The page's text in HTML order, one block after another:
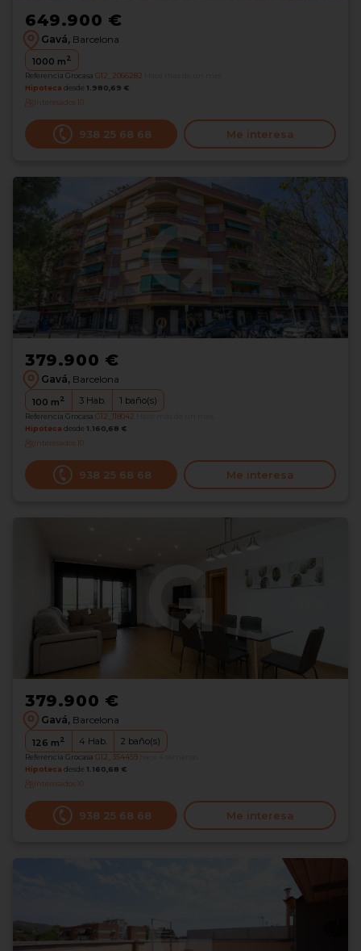
649.900 €
Gavá, Barcelona
1000 m2
Referencia Grocasa G12_2066282
Hipoteca desde 1.980,69 €
Interesados 10
938 25 68 68 Me interesa
379.900 €
Gavá, Barcelona
100 m2 3 Hab. 1 baño(s)
Referencia Grocasa G12_118042
Hipoteca desde 1.160,68 €
Interesados 10
938 25 68 68 Me interesa
379.900 €
Gavá, Barcelona
126 m2 4 Hab. 2 baño(s)
Referencia Grocasa G12_354459
Hipoteca desde 1.160,68 €
Interesados 10
938 25 68 68 Me interesa